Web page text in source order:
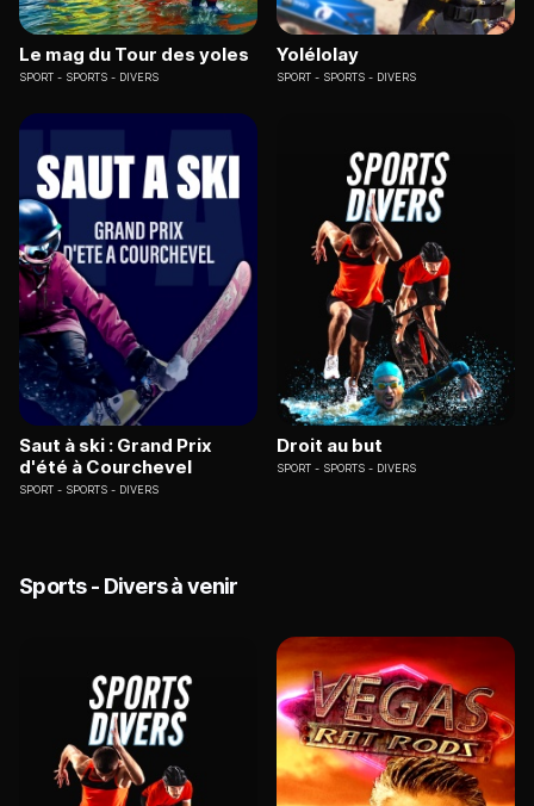
Le mag du Tour des yoles
SPORT SPORTS - DIVERS
Yolélolay
SPORT SPORTS - DIVERS
Saut à ski : Grand Prix
d'été à Courchevel
SPORT SPORTS - DIVERS
Droit au but
SPORT SPORTS - DIVERS
Sports - Divers à venir